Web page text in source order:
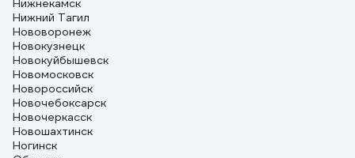
Нижнекамск
Нижний Тагил
Нововоронеж
Новокузнецк
Новокуйбышевск
Новомосковск
Новороссийск
Новочебоксарск
Новочеркасск
Новошахтинск
Ногинск